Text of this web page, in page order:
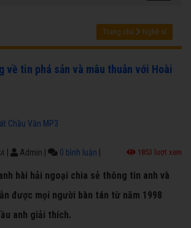
Trang chủ Nghệ sĩ
về tin phá sản và mâu thuẫn với Hoài
Chầu Văn MP3
Admin 0 bình luận 1853 lượt xem
hài hải ngoại chia sẻ thông tin anh và
được mọi người bàn tán từ năm 1998
anh giải thích.